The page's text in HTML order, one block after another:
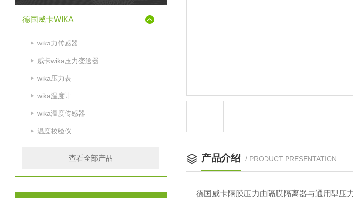
德国威卡WIKA
wika力传感器
威卡wika压力变送器
wika压力表
wika温度计
wika温度传感器
温度校验仪
查看全部产品 产品介绍 / PRODUCT PRESENTATION
德国威卡隔膜压力由隔膜隔离器与通用型压